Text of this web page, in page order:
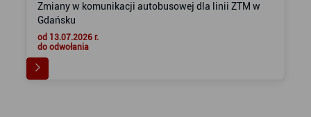
Zmiany w komunikacji autobusowej dla linii ZTM w
Gdańsku
od 13.07.2026 r.
do odwołania